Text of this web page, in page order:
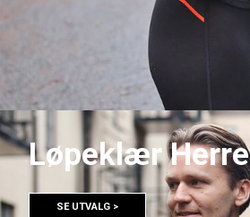
Løpeklær Herre
SE UTVALG >